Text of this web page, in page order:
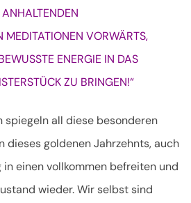
MEDITATIONEN VORWÄRTS,
ENERGIE IN DAS
ZU BRINGEN!“
spiegeln all diese besonderen
dieses goldenen Jahrzehnts, auch
einen vollkommen befreiten und
wieder. Wir selbst sind